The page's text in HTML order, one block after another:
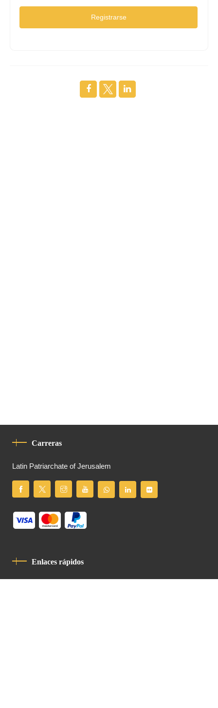
Registrarse
Carreras
Latin Patriarchate of Jerusalem
Enlaces rápidos